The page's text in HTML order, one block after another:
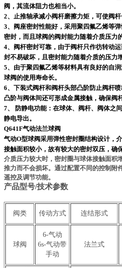
阀，其流体阻力也相当小。
2、止推轴承减小阀杆磨擦力矩，可使阀杆
3、阀座密封性能好，采用聚四氟乙烯等
密封，而且球阀的阀封能力随着介质压力
4、阀杆密封可靠，由于阀杆只作彷转动
封不易破坏，且密封能力随着介质的压力
5、由于聚四氟乙烯等材料具有良好的自
球阀的使用寿命长。
6、下装式阀杆和阀杆头部凸阶防止阀杆
凸阶与阀体间还可形成金属接触，确保阀
7、 防静电功能：在球体、阀杆、阀体之
静电导出。
Q641F气动法兰球阀
气动O型球阀采用弹性密封圈结构设计，
接触面积较小，故有较大的密封双压，确
介质压力较大时，密封圈与球体接触面积
推力而不会损坏。通过配置不同的控制附
遥控及调节功能。
产品型号/技术参数
阀类 传动方式 连结形式
球阀
6-气动
6s-气动带
手动
法兰式